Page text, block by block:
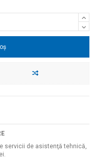
servicii de asistenţă tehnică,